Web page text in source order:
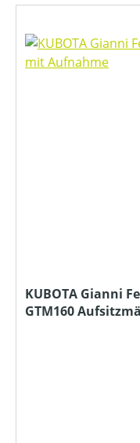
KUBOTA Gianni
GTM160